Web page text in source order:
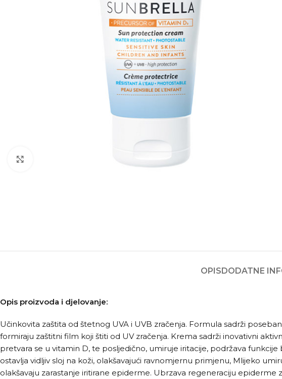
OPISDODATNE
Opis proizvoda i djelovanje:
Učinkovita zaštita od štetnog UVA i UVB zračenja. Formula sadrži
formiraju zaštitni film koji štiti od UV zračenja. Krema sadrži inovativni
pretvara se u vitamin D, te posljedično, umiruje iritacije, podržava
ostavlja vidljiv sloj na koži, olakšavajući ravnomjernu primjenu, Mlijeko
olakšavaju zarastanje iritirane epiderme. Ubrzava regeneraciju epiderme